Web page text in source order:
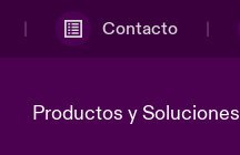
Contacto
Productos y Soluciones